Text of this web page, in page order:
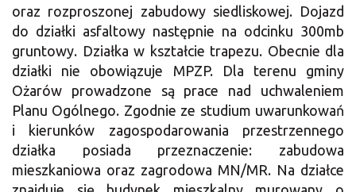
oraz rozproszonej zabudowy siedliskowej. Dojazd
do działki asfaltowy następnie na odcinku 300mb
gruntowy. Działka w kształcie trapezu. Obecnie dla
działki nie obowiązuje MPZP. Dla terenu gminy
Ożarów prowadzone są prace nad uchwaleniem
Planu Ogólnego. Zgodnie ze studium uwarunkowań
i kierunków zagospodarowania przestrzennego
działka posiada przeznaczenie: zabudowa
mieszkaniowa oraz zagrodowa MN/MR. Na działce